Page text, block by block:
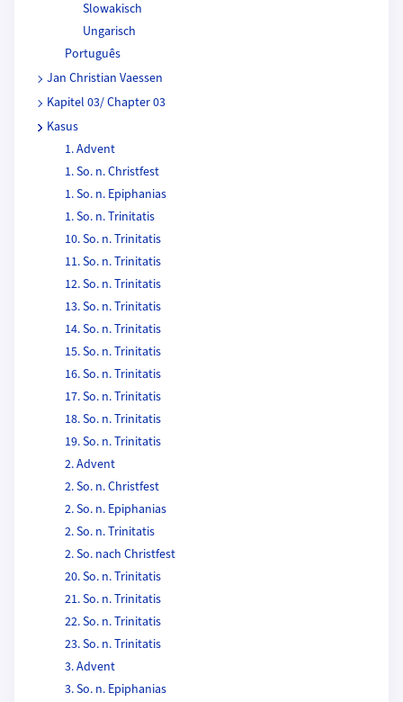
Slowakisch
Ungarisch
Português
Jan Christian Vaessen
Kapitel 03/ Chapter 03
Kasus
1. Advent
1. So. n. Christfest
1. So. n. Epiphanias
1. So. n. Trinitatis
10. So. n. Trinitatis
11. So. n. Trinitatis
12. So. n. Trinitatis
13. So. n. Trinitatis
14. So. n. Trinitatis
15. So. n. Trinitatis
16. So. n. Trinitatis
17. So. n. Trinitatis
18. So. n. Trinitatis
19. So. n. Trinitatis
2. Advent
2. So. n. Christfest
2. So. n. Epiphanias
2. So. n. Trinitatis
2. So. nach Christfest
20. So. n. Trinitatis
21. So. n. Trinitatis
22. So. n. Trinitatis
23. So. n. Trinitatis
3. Advent
3. So. n. Epiphanias